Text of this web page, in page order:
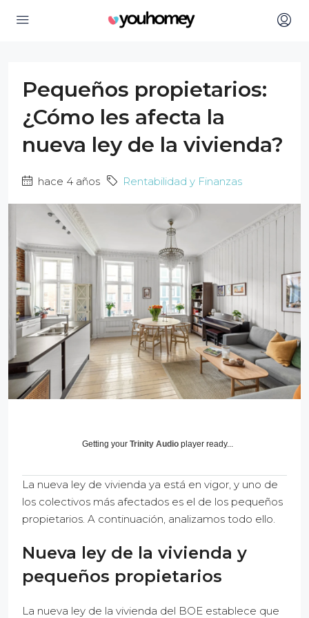
Pequeños propietarios:
¿Cómo les afecta la
nueva ley de la vivienda?
hace 4 años Rentabilidad y Finanzas
Getting your Trinity Audio player ready...
La nueva ley de vivienda ya está en vigor, y uno de
los colectivos más afectados es el de los pequeños
propietarios. A continuación, analizamos todo ello.
Nueva ley de la vivienda y
pequeños propietarios
La nueva ley de la vivienda del BOE establece que